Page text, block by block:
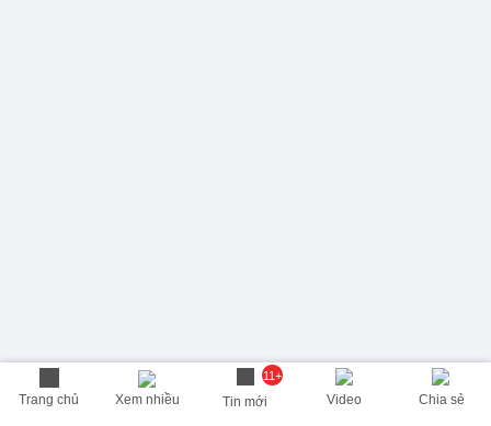
Trang chủ Xem nhiều
11+
Tin mới Video Chia sẻ